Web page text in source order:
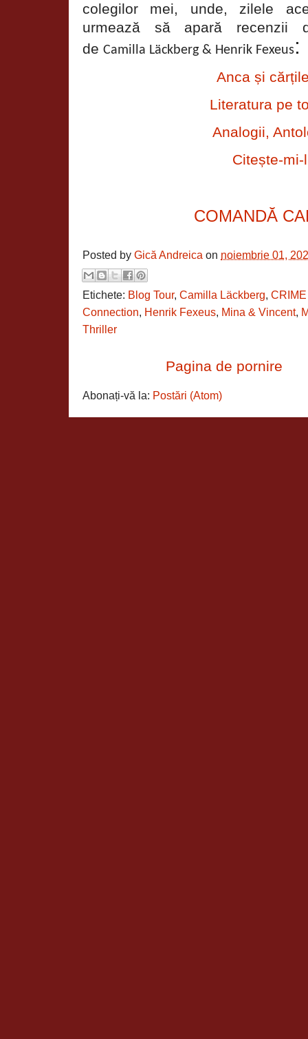
colegilor mei, unde, zilele
urmează să apară recenzii
de Camilla Läckberg & Henrik Fexeus :
Anca și
Literatura pe
Analogii,
Citește-mi-l
COMANDĂ
Posted by Gică Andreica on noiembrie 01,
Etichete: Blog Tour, Camilla Läckberg,
Connection, Henrik Fexeus, Mina & Vincent,
Thriller
Pagina de pornire
Abonați-vă la: Postări (Atom)